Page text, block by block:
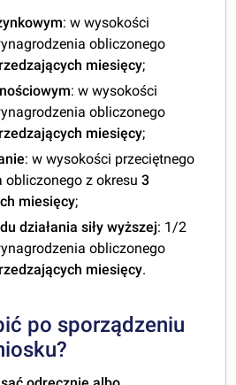
: w wysokości
obliczonego
miesięcy;
: w wysokości
obliczonego
miesięcy;
: w wysokości przeciętnego
obliczonego z okresu3
miesięcy;
działania siły wyższej: 1/2
obliczonego
miesięcy.
po sporządzeniu